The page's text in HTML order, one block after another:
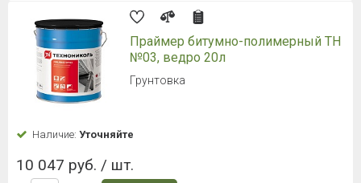
Праймер битумно-полимерный ТН
№03, ведро 20л
Грунтовка
Наличие: Уточняйте
10 047 руб. / шт.